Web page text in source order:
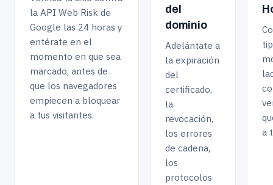
económica de proteger la entregabilidad del correo sin
esperar a que los clientes avisen de que faltan mensajes.
la API Web Risk de
Google las 24 horas y
entérate en el
momento en que sea
marcado, antes de
que los navegadores
empiecen a bloquear
a tus visitantes.
del
dominio
Adelántate a
la expiración
del
certificado,
la
revocación,
los errores
de cadena,
los
protocolos
a